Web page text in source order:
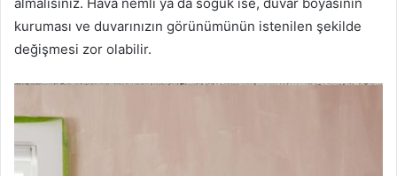
kuruması ve duvarınızın görünümünün istenilen şekilde
değişmesi zor olabilir.